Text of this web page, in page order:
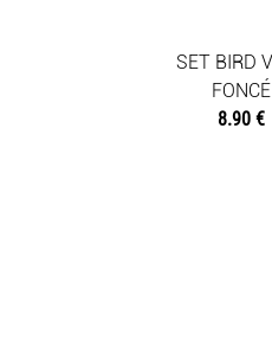
SET BIRD
FONCÉ
8.90 €